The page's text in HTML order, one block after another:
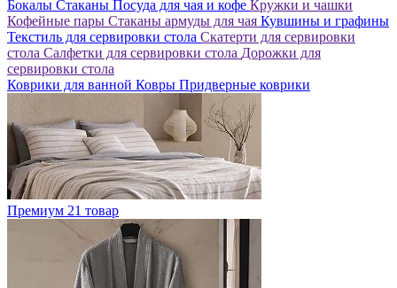
Бокалы Стаканы Посуда для чая и кофе Кружки и чашки
Кофейные пары Стаканы армуды для чая Кувшины и графины
Текстиль для сервировки стола Скатерти для сервировки
стола Салфетки для сервировки стола Дорожки для
сервировки стола
Коврики для ванной Ковры Придверные коврики
Премиум 21 товар